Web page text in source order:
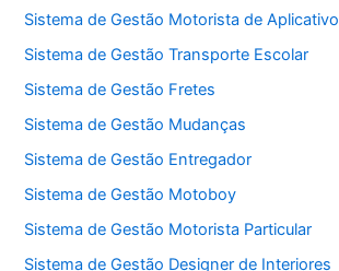
Sistema de Gestão Motorista de Aplicativo
Sistema de Gestão Transporte Escolar
Sistema de Gestão Fretes
Sistema de Gestão Mudanças
Sistema de Gestão Entregador
Sistema de Gestão Motoboy
Sistema de Gestão Motorista Particular
Sistema de Gestão Designer de Interiores